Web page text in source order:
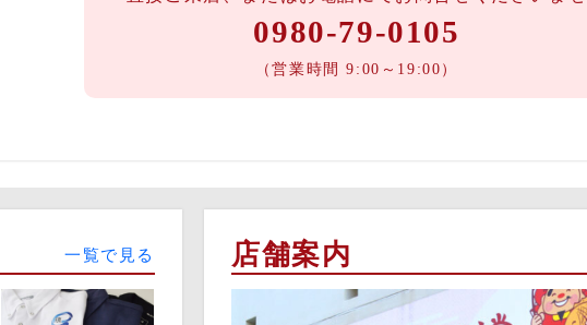
0980-79-0105
（営業時間 9:00～19:00）
一覧で見る 店舗案内